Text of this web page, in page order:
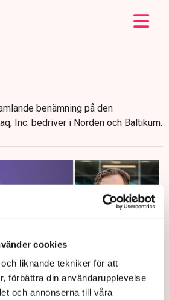
cookies
liknande tekniker för att
förbättra din användarupplevelse
och annonserna till våra
benämning på den
Inc. bedriver i Norden och Baltikum.